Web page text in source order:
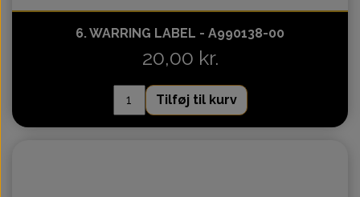
6. WARRING LABEL - A990138-00
20,00 kr.
Tilføj til kurv